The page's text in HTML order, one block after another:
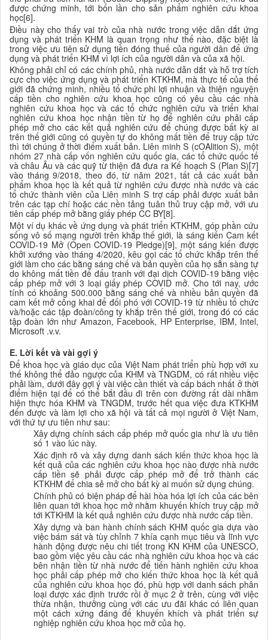
được chứng minh, tới bốn lần cho sản phẩm nghiên cứu khoa
học[6].
Điều này cho thấy vai trò của nhà nước trong việc dẫn dắt ứng
dụng và phát triển KHM là quan trọng như thế nào, đặc biệt là
trong việc ưu tiên sử dụng tiền đóng thuế của người dân để ứng
dụng và phát triển KHM vì lợi ích của người dân và của xã hội.
Không phải chỉ có các chính phủ, nhà nước dẫn dắt và hỗ trợ tích
cực cho việc ứng dụng và phát triển KTKHM, mà thực tế của thế
giới đã chứng minh, nhiều tổ chức phi lợi nhuận và thiện nguyện
cấp tiền cho nghiên cứu khoa học cũng có yêu cầu các nhà
nghiên cứu khoa học và các tổ chức nghiên cứu và triển khai
nghiên cứu khoa học nhận tiền từ họ để nghiên cứu phải cấp
phép mở cho các kết quả nghiên cứu để chúng được bất kỳ ai
trên thế giới cũng có quyền tự do không mất tiền để truy cập tức
thì tới chúng ở thời điểm xuất bản. Liên minh S (cOAlition S), một
nhóm 27 nhà cấp vốn nghiên cứu quốc gia, các tổ chức quốc tế
và châu Âu và các quỹ từ thiện đã đưa ra Kế hoạch S (Plan S)[7]
vào tháng 9/2018, theo đó, từ năm 2021, tất cả các xuất bản
phẩm khoa học là kết quả từ nghiên cứu được nhà nước và các
tổ chức thành viên của Liên minh S trợ cấp phải được xuất bản
trên các tạp chí hoặc các nền tảng tuân thủ truy cập mở, với ưu
tiên cấp phép mở bằng giấy phép CC BY[8].
Một ví dụ khác về ứng dụng và phát triển KTKHM, góp phần cứu
sống vô số mạng người trên khắp thế giới, là sáng kiến Cam kết
COVID-19 Mở (OpenCOVID-19 Pledge)[9], một sáng kiến được
khởi xướng vào tháng 4/2020, kêu gọi các tổ chức khắp trên thế
giới làm cho các bằng sáng chế và bản quyền của họ sẵn sàng tự
do không mất tiền để đấu tranh với đại dịch COVID-19 bằng việc
cấp phép mở với 3 loại giấy phép COVID mở. Cho tới nay, ước
tính có khoảng 500.000 bằng sáng chế và nhiều bản quyền đã
cam kết mở công khai để đối phó với COVID-19 từ nhiều tổ chức
và/hoặc các tập đoàn/công ty khắp trên thế giới, trong đó có các
tập đoàn lớn như Amazon, Facebook, HP Enterprise, IBM, Intel,
Microsoft .v.v.
E. Lời kết và vài gợi ý
Để khoa học và giáo dục của Việt Nam phát triển phù hợp với xu
thế không thể đảo ngược của KHM và TNGDM, có rất nhiều việc
phải làm, dưới đây gợi ý vài việc cần thiết và cấp bách nhất ở thời
điểm hiện tại để có thể bắt đầu đi trên con đường rất dài nhằm
hiện thực hóa KHM và TNGDM, trước hết qua việc đưa KTKHM
đến được và làm lợi cho xã hội và tất cả mọi người ở Việt Nam,
với thứ tự ưu tiên như sau:
Xây dựng chính sách cấp phép mở quốc gia như là ưu tiên
số 1 vào lúc này.
Xác định rõ và xây dựng danh sách kiến thức khoa học là
kết quả của các nghiên cứu khoa học nào được nhà nước
cấp tiền sẽ phải được cấp phép mở để trở thành các
KTKHM để chia sẻ mở cho bất kỳ ai muốn sử dụng chúng.
Chính phủ có biện pháp để hài hòa hóa lợi ích của các bên
liên quan tới khoa học mở nhằm khuyến khích truy cập mở
tới KTKHM là kết quả nghiên cứu được nhà nước cấp tiền.
Xây dựng và ban hành chính sách KHM quốc gia dựa vào
việc bám sát và tùy chỉnh 7 khía cạnh mục tiêu và lĩnh vực
hành động được nêu chi tiết trong KN KHM của UNESCO,
bao gồm việc yêu cầu các nhà nghiên cứu khoa học và các
bên nhận tiền từ nhà nước để tiến hành nghiên cứu khoa
học phải cấp phép mở cho kiến thức khoa học là kết quả
của nghiên cứu khoa học đó, phù hợp với danh sách phân
loại được xác định trước rồi ở mục 2 ở trên, cùng với việc
thừa nhận, thưởng cùng với các ưu đãi khác có liên quan
một cách xứng đáng để khuyến khích và phát triển sự
nghiệp nghiên cứu khoa học mở của họ.